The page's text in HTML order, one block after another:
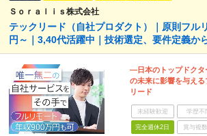
Ｓｏｒａｌｉｓ株式会社
テックリード（自社プロダクト）｜原則フル
円～｜3,40代活躍中｜技術選定、要件定義か
―日本のトップドク
の未来に影響を与え
リード
未経験歓迎 学歴不
完全週休2日 賞与複数